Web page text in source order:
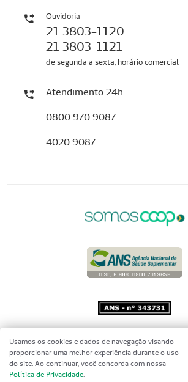
Ouvidoria
21 3803-1120
21 3803-1121
de segunda a sexta, horário comercial
Atendimento 24h
0800 970 9087
4020 9087
Copyright 2001 - 2026 Unimed do
Brasil - Todos os direitos reservados
Usamos os cookies e dados de navegação visando
proporcionar uma melhor experiência durante o uso
do site. Ao continuar, você concorda com nossa
Política de Privacidade.